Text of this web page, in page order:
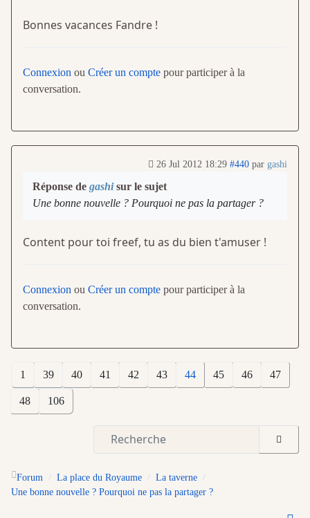
Bonnes vacances Fandre !
Connexion ou Créer un compte pour participer à la
conversation.
26 Jul 2012 18:29 #440 par gashi
Réponse de gashisur le sujet
Une bonne nouvelle ? Pourquoi ne pas la partager ?
Content pour toi freef, tu as du bien t'amuser !
Connexion ou Créer un compte pour participer à la
conversation.
1 39 40 41 42 43 44 45 46 47
48 106
Forum La place du Royaume
La taverne
Une bonne nouvelle ? Pourquoi ne pas la partager ?